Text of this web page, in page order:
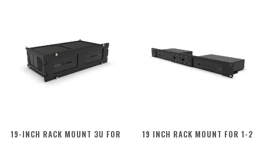
19-INCH RACK MOUNT 3U FOR
19 INCH RACK MOUNT FOR 1-2